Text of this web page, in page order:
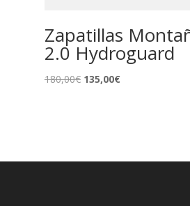
Zapatillas
2.0 Hydroguard
180,00€ El
135,00€El